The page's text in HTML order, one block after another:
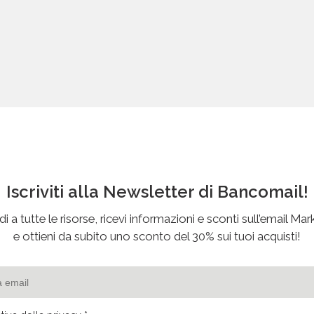
Iscriviti alla Newsletter di Bancomail!
a tutte le risorse, ricevi informazioni e sconti sull’email
e ottieni da subito uno sconto del 30% sui tuoi acquisti!